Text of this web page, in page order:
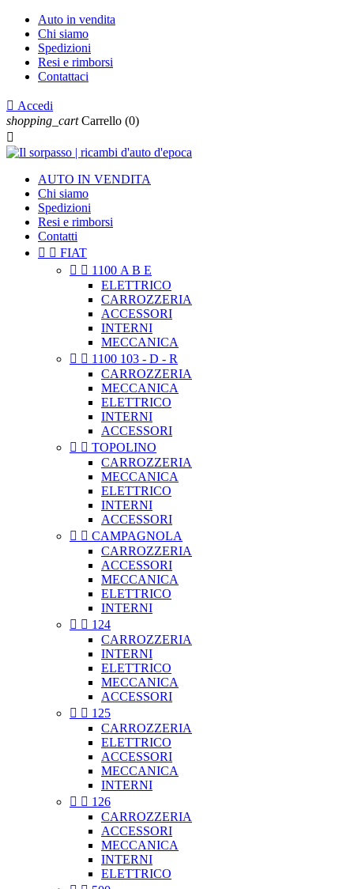
Auto in vendita
Chi siamo
Spedizioni
Resi e rimborsi
Contattaci
 Accedi
shopping_cart Carrello (0)

AUTO IN VENDITA
Chi siamo
Spedizioni
Resi e rimborsi
Contatti
  FIAT
  1100 A B E
ELETTRICO
CARROZZERIA
ACCESSORI
INTERNI
MECCANICA
  1100 103 - D - R
CARROZZERIA
MECCANICA
ELETTRICO
INTERNI
ACCESSORI
  TOPOLINO
CARROZZERIA
MECCANICA
ELETTRICO
INTERNI
ACCESSORI
  CAMPAGNOLA
CARROZZERIA
ACCESSORI
MECCANICA
ELETTRICO
INTERNI
  124
CARROZZERIA
INTERNI
ELETTRICO
MECCANICA
ACCESSORI
  125
CARROZZERIA
ELETTRICO
ACCESSORI
MECCANICA
INTERNI
  126
CARROZZERIA
ACCESSORI
MECCANICA
INTERNI
ELETTRICO